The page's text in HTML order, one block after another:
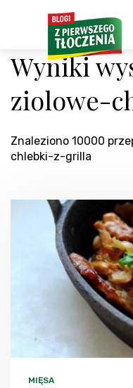
Wyniki
ziolowe-
Znaleziono 10000
chlebki-z-grilla
MIĘSA